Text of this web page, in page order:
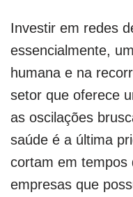
Investir em redes
essencialmente,
humana e na
setor que oferece
as oscilações
saúde é a última
cortam em tempos
empresas que